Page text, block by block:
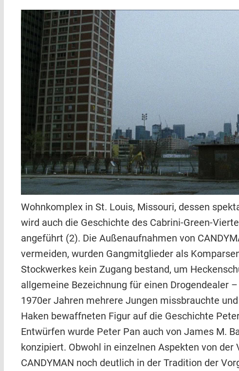
Wohnkomplex in St. Louis, Missouri, dessen
wird auch die Geschichte des Cabrini-Green-
angeführt (2). Die Außenaufnahmen von
vermeiden, wurden Gangmitglieder als
Stockwerkes kein Zugang bestand, um
allgemeine Bezeichnung für einen Drogendealer
1970er Jahren mehrere Jungen missbrauchte
Haken bewaffneten Figur auf die Geschichte
Entwürfen wurde Peter Pan auch von James M.
konzipiert. Obwohl in einzelnen Aspekten von der
CANDYMAN noch deutlich in der Tradition der